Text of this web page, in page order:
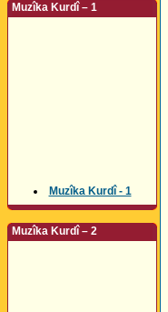
Muzîka Kurdî – 1
Muzîka Kurdî - 1
Muzîka Kurdî – 2